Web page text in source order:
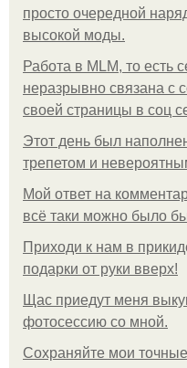
просто очередной
высокой моды.
Работа в MLM, то есть
неразрывно связана с
своей страницы в соц
Этот день был
трепетом и
Мой ответ на
всё таки можно было
Приходи к нам в
подарки от руки вверх!
Щас приедут меня
фотосессию со мной.
Сохраняйте мои